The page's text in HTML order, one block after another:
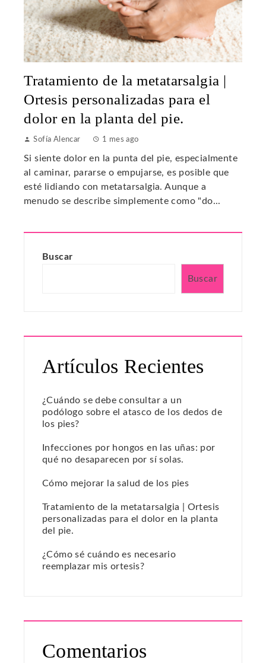
Tratamiento de la metatarsalgia |
Ortesis personalizadas para el
dolor en la planta del pie.
Sofía Alencar 1 mes ago
Si siente dolor en la punta del pie, especialmente
al caminar, pararse o empujarse, es posible que
esté lidiando con metatarsalgia. Aunque a
menudo se describe simplemente como "do...
Buscar
Buscar
Artículos Recientes
¿Cuándo se debe consultar a un
podólogo sobre el atasco de los dedos de
los pies?
Infecciones por hongos en las uñas: por
qué no desaparecen por sí solas.
Cómo mejorar la salud de los pies
Tratamiento de la metatarsalgia | Ortesis
personalizadas para el dolor en la planta
del pie.
¿Cómo sé cuándo es necesario
reemplazar mis ortesis?
Comentarios